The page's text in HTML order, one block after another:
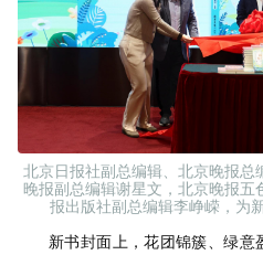
北京日报社副总编辑、北京晚报
晚报副总编辑谢星文，北京晚报五
报出版社副总编辑李峥嵘，为
新书封面上，花团锦簇、绿